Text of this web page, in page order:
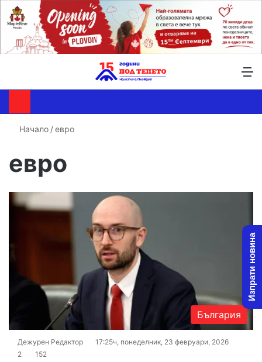
Начало /евро
евро
България
Дежурен Редактор
17:25ч, понеделник, 23 февруари, 2026
2
152
Изпрати новина